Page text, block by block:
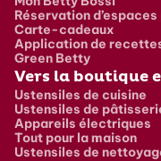
Réservation
Carte-cadeaux
Application de
Green Betty
Vers la boutique
Ustensiles de cuisine
Ustensiles de
Appareils électriques
Tout pour la maison
Ustensiles de